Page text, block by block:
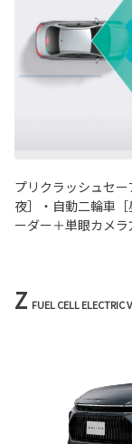
プリクラッシュセ
夜］・自動二輪車
ーダー＋単眼カメラ
Z FUEL CELL ELECTRIC